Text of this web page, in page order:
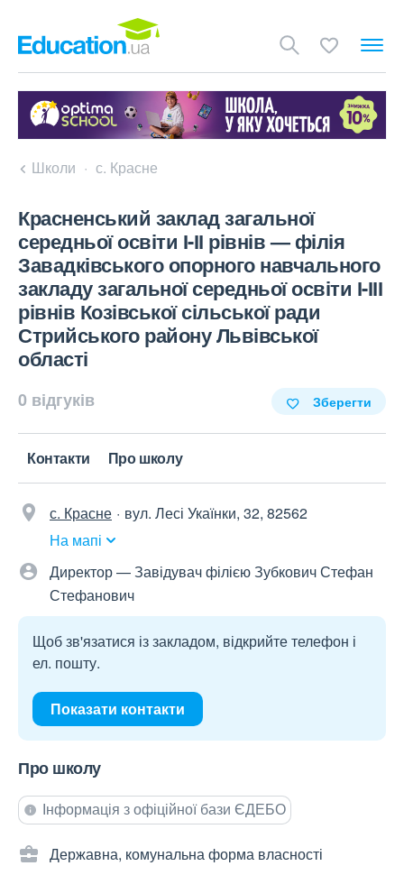
Школи с. Красне
Красненський заклад загальної
середньої освіти І-ІІ рівнів — філія
Завадківського опорного навчального
закладу загальної середньої освіти І-ІІІ
рівнів Козівської сільської ради
Стрийського району Львівської
області
0 відгуків Зберегти
Контакти Про школу
с. Красне
вул. Лесі Укаїнки, 32, 82562
На мапі
Директор — Завідувач філією Зубкович Стефан
Стефанович
Щоб зв'язатися із закладом, відкрийте телефон і
ел. пошту.
Показати контакти
Про школу
Інформація з офіційної бази ЄДЕБО
Державна, комунальна форма власності